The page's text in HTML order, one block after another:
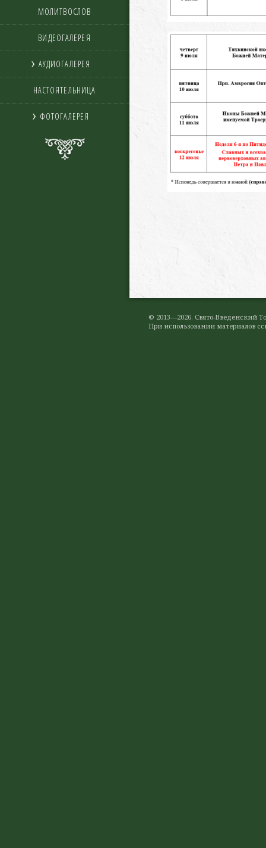
МОЛИТВОСЛОВ
ВИДЕОГАЛЕРЕЯ
АУДИОГАЛЕРЕЯ
НАСТОЯТЕЛЬНИЦА
ФОТОГАЛЕРЕЯ
© 2013—2026. Свято-Введенский
При использовании материалов